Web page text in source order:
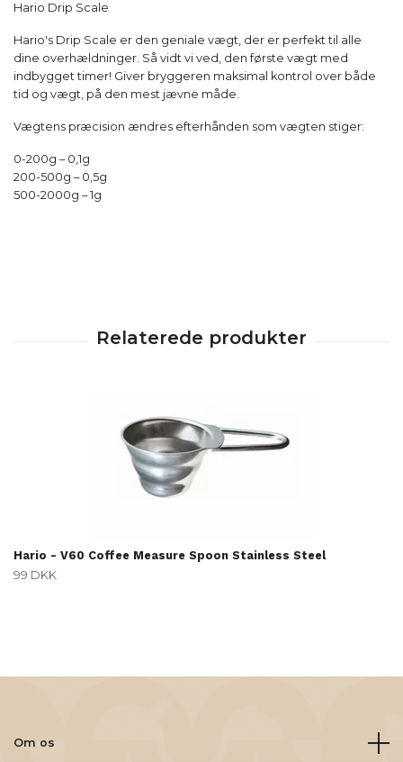
Hario Drip Scale
Hario's Drip Scale er den geniale vægt, der er perfekt til alle
dine overhældninger. Så vidt vi ved, den første vægt med
indbygget timer! Giver bryggeren maksimal kontrol over både
tid og vægt, på den mest jævne måde.
Vægtens præcision ændres efterhånden som vægten stiger:
0-200g – 0,1g
200-500g – 0,5g
500-2000g – 1g
Hario - V60 Coffee Measure Spoon Stainless Steel
99 DKK
Om os